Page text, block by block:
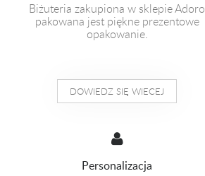
Biżuteria zakupiona w sklepie Adoro
pakowana jest piękne prezentowe
opakowanie.
DOWIEDZ SIĘ WIECEJ
Personalizacja